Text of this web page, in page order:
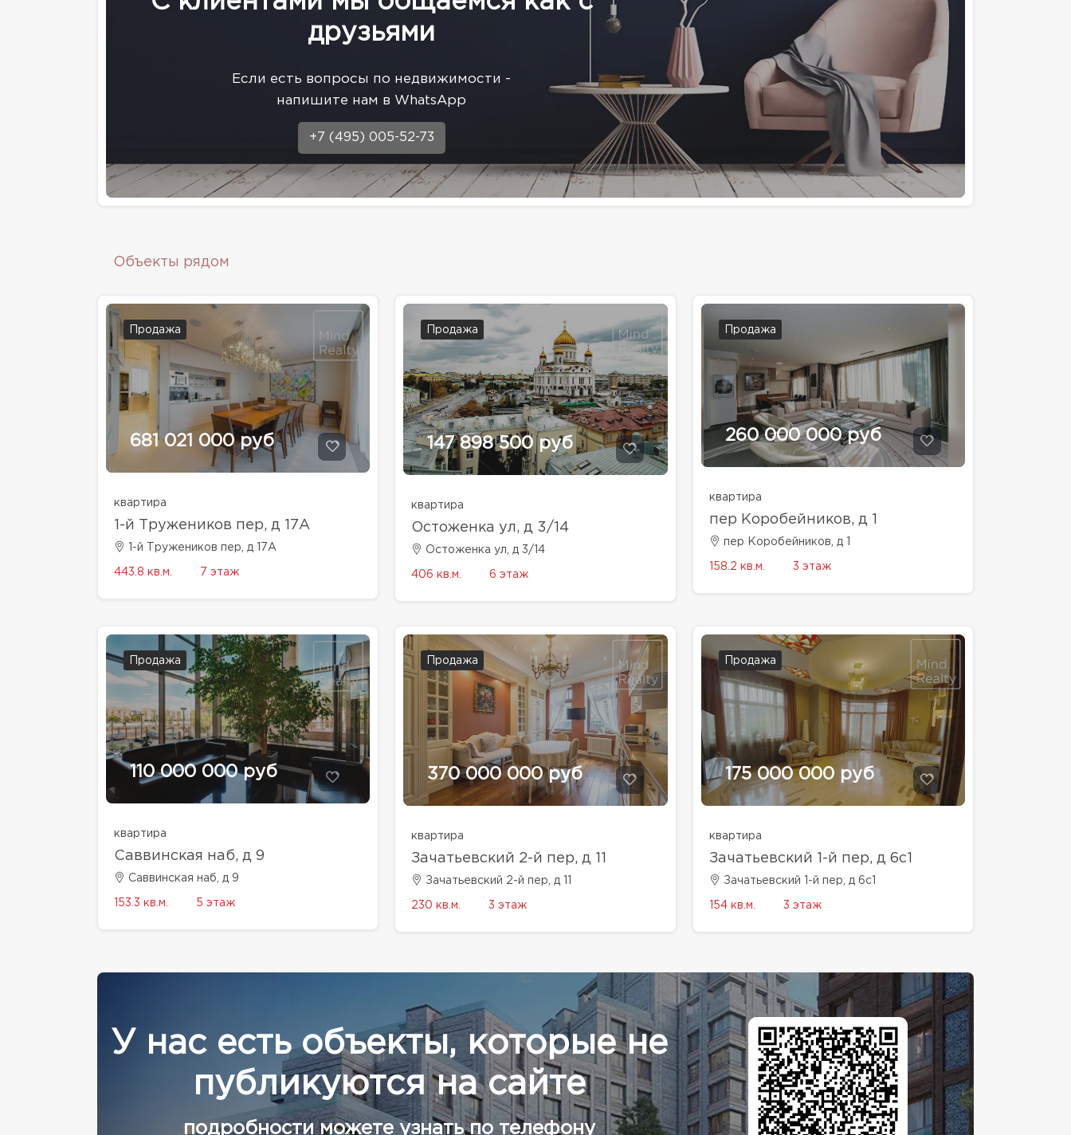
друзьями
Eсли есть вопросы по недвижимости -
напишите нам в WhatsApp
+7 (495) 005-52-73
Объекты рядом
Продажа
681 021 000 руб
квартира
1-й Тружеников пер, д 17А
1-й Тружеников пер, д 17А
443.8 кв.м. 7 этаж
Продажа
147 898 500 руб
квартира
Остоженка ул, д 3/14
Остоженка ул, д 3/14
406 кв.м. 6 этаж
Продажа
260 000 000 руб
квартира
пер Коробейников, д 1
пер Коробейников, д 1
158.2 кв.м. 3 этаж
Продажа
110 000 000 руб
квартира
Саввинская наб, д 9
Саввинская наб, д 9
153.3 кв.м. 5 этаж
Продажа
370 000 000 руб
квартира
Зачатьевский 2-й пер, д 11
Зачатьевский 2-й пер, д 11
230 кв.м. 3 этаж
Продажа
175 000 000 руб
квартира
Зачатьевский 1-й пер, д 6с1
Зачатьевский 1-й пер, д 6с1
154 кв.м. 3 этаж
У нас есть объекты, которые не
публикуются на сайте
подробности можете узнать по телефону